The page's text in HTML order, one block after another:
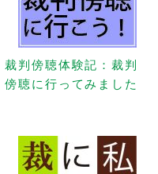
裁判傍聴体験記：裁判
傍聴に行ってみました